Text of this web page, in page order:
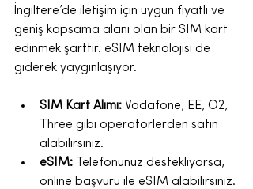
İngiltere’de iletişim için uygun fiyatlı ve
geniş kapsama alanı olan bir SIM kart
edinmek şarttır. eSIM teknolojisi de
giderek yaygınlaşıyor.
SIM Kart Alımı: Vodafone, EE, O2,
Three gibi operatörlerden satın
alabilirsiniz.
eSIM: Telefonunuz destekliyorsa,
online başvuru ile eSIM alabilirsiniz.